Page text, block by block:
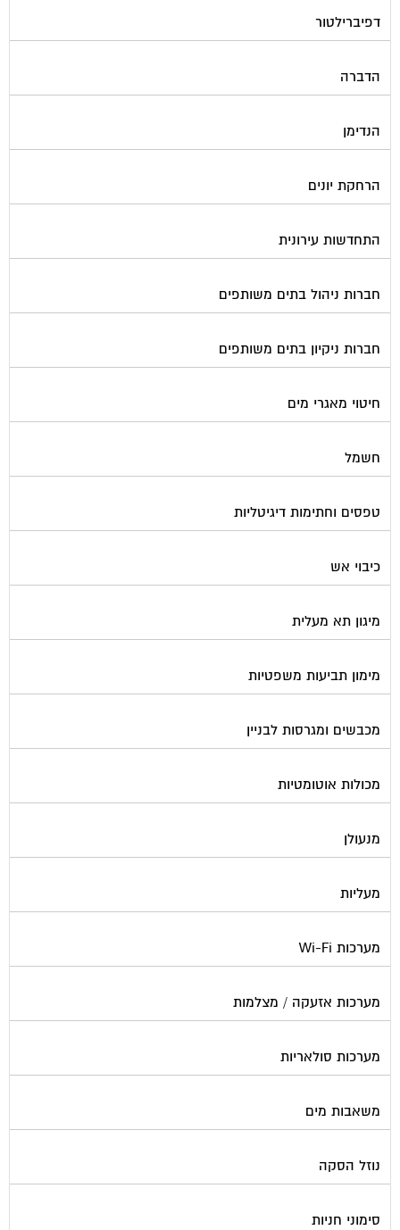
דפיברילטור
הדברה
הנדימן
הרחקת יונים
התחדשות עירונית
חברות ניהול בתים משותפים
חברות ניקיון בתים משותפים
חיטוי מאגרי מים
חשמל
טפסים וחתימות דיגיטליות
כיבוי אש
מיגון תא מעלית
מימון תביעות משפטיות
מכבשים ומגרסות לבניין
מכולות אוטומטיות
מנעולן
מעליות
מערכות Wi-Fi
מערכות אזעקה / מצלמות
מערכות סולאריות
משאבות מים
נוזל הסקה
סימוני חניות